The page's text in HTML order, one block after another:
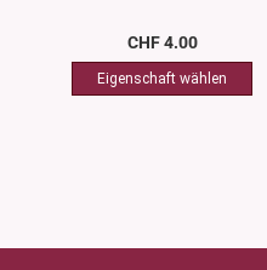
CHF 4.00